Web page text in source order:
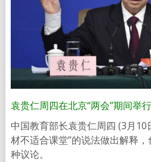
袁贵仁周四在北京“两会”期间举
中国教育部长袁贵仁周四 (3月10
材不适合课堂”的说法做出解释
种议论。